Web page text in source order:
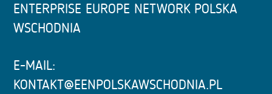
ENTERPRISE EUROPE NETWORK POLSKA
WSCHODNIA
E-MAIL:
KONTAKT@EENPOLSKAWSCHODNIA.PL